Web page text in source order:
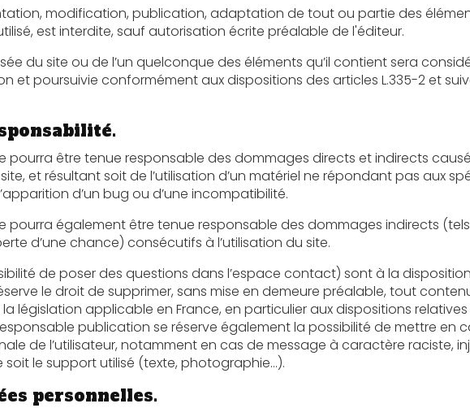
publication, adaptation de tout ou partie des éléments du site, quel que
soit le moyen ou le procédé utilisé, est interdite, sauf autorisation écrite préalable de l'éditeur.
ou de l’un quelconque des éléments qu’il contient sera considérée comme
conformément aux dispositions des articles L.335-2 et suivants du Code de
être tenue responsable des dommages directs et indirects causés au matériel de
soit de l’utilisation d’un matériel ne répondant pas aux spécifications
d’un bug ou d’une incompatibilité.
également être tenue responsable des dommages indirects (tels par exemple
d’une chance) consécutifs à l’utilisation du site.
questions dans l’espace contact) sont à la disposition des utilisateurs. Le
sans mise en demeure préalable, tout contenu déposé dans cet
France, en particulier aux dispositions relatives à la protection des
également la possibilité de mettre en cause la
à caractère raciste, injurieux, diffamant,
ou pornographique, quel que soit le support utilisé (texte, photographie…).
personnelles.